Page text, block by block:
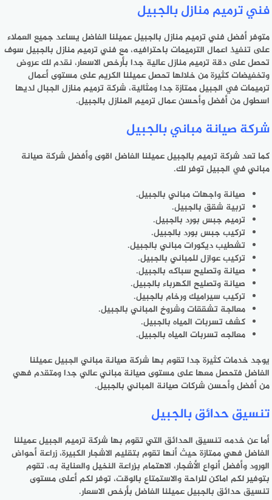
فني ترميم منازل بالجبيل
متوفر أفضل فني ترميم منازل بالجبيل عميلنا الفاضل يساعد جميع العملاء
على تنفيذ اعمال الترميمات باحترافيه، مع فني ترميم منازل بالجبيل سوف
تحصل على دقة ترميم منازل عالية جدا بأرخص الاسعار، نقدم لك عروض
وتخفيضات كثيرة من خلالها تحصل عميلنا الكريم على مستوى أعمال
ترميمات في الجبيل ممتازة جدا ومثالية، شركة ترميم منازل الجبال لديها
اسطول من أفضل وأحسن عمال ترميم المنازل بالجبيل.
شركة صيانة مباني بالجبيل
كما تعد شركة ترميم بالجبيل عميلنا الفاضل اقوى وأفضل شركة صيانة
مباني في الجبيل توفر لك.
صيانة واجهات مباني بالجبيل.
تربية شقق بالجبيل.
ترميم جبس بورد بالجبيل.
تركيب جبس بورد بالجبيل.
تشطيب ديكورات مباني بالجبيل.
تركيب عوازل للمباني بالجبيل.
صيانة وتصليح سباكه بالجبيل.
صيانة وتصليح الكهرباء بالجبيل.
تركيب سيراميك ورخام بالجبيل.
معالجة تشققات وشروخ المباني بالجبيل.
كشف تسربات المياه بالجبيل.
معالجه تسربات المياه بالجبيل.
يوجد خدمات كثيرة جدا تقوم بها شركة صيانة مباني الجبيل عميلنا
الفاضل فتحصل معها على مستوى صيانة مباني عالي جدا ومتقدم فهي
من أفضل وأحسن شركات صيانة المباني بالجبيل.
تنسيق حدائق بالجبيل
أما عن خدمه تنسيق الحدائق التي تقوم بها شركة ترميم الجبيل عميلنا
الفاضل فهي ممتازة حيث أنها تقوم بتقليم الاشجار الكبيرة، زراعة أحواض
الورود وأفضل أنواع الأشجار، الاهتمام بزراعة النخيل والعناية به، تقوم
بتوفير لكم اماكن للراحة والاستمتاع بالوقت، توفر لكم أعلى مستوى
تنسيق حدائق بالجبيل عميلنا الفاضل بأرخص الاسعار.